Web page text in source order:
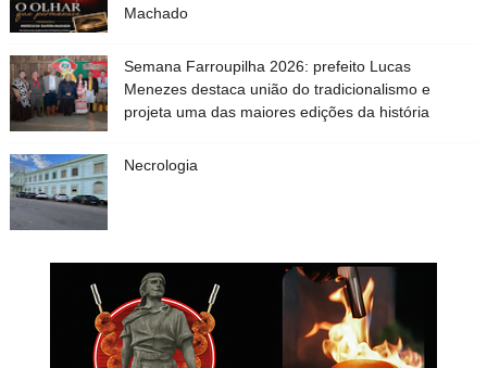
Machado
Semana Farroupilha 2026: prefeito Lucas
Menezes destaca união do tradicionalismo e
projeta uma das maiores edições da história
Necrologia